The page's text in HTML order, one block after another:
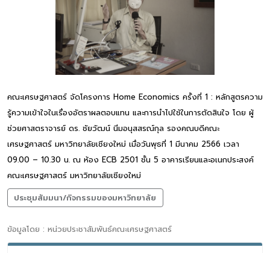
คณะเศรษฐศาสตร์ จัดโครงการ Home Economics ครั้งที่ 1 : หลักสูตรความ
รู้ความเข้าใจในเรื่องอัตราผลตอบแทน และการนำไปใช้ในการตัดสินใจ โดย ผู้
ช่วยศาสตราจารย์ ดร. ชัยวัฒน์ นิ่มอนุสสรณ์กุล รองคณบดีคณะ
เศรษฐศาสตร์ มหาวิทยาลัยเชียงใหม่ เมื่อวันพุธที่ 1 มีนาคม 2566 เวลา
09.00 – 10.30 น. ณ ห้อง ECB 2501 ชั้น 5 อาคารเรียนและอเนกประสงค์
คณะเศรษฐศาสตร์ มหาวิทยาลัยเชียงใหม่
ประชุมสัมมนา/กิจกรรมของมหาวิทยาลัย
ข้อมูลโดย : หน่วยประชาสัมพันธ์คณะเศรษฐศาสตร์